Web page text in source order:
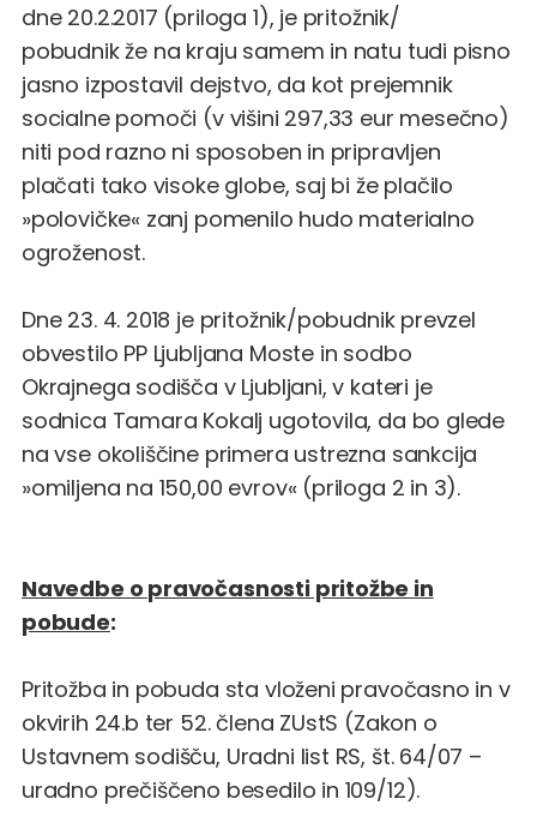
dne 20.2.2017 (priloga 1), je pritožnik/
pobudnik že na kraju samem in natu tudi pisno
jasno izpostavil dejstvo, da kot prejemnik
socialne pomoči (v višini 297,33 eur mesečno)
niti pod razno ni sposoben in pripravljen
plačati tako visoke globe, saj bi že plačilo
»polovičke« zanj pomenilo hudo materialno
ogroženost.
Dne 23. 4. 2018 je pritožnik/pobudnik prevzel
obvestilo PP Ljubljana Moste in sodbo
Okrajnega sodišča v Ljubljani, v kateri je
sodnica Tamara Kokalj ugotovila, da bo glede
na vse okoliščine primera ustrezna sankcija
»omiljena na 150,00 evrov« (priloga 2 in 3).
Navedbe o pravočasnosti pritožbe in
pobude:
Pritožba in pobuda sta vloženi pravočasno in v
okvirih 24.b ter 52. člena ZUstS (Zakon o
Ustavnem sodišču, Uradni list RS, št. 64/07 –
uradno prečiščeno besedilo in 109/12).